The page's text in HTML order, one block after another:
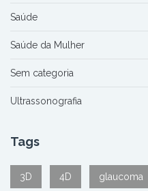
Saúde
Saúde da Mulher
Sem categoria
Ultrassonografia
Tags
3D 4D glaucoma